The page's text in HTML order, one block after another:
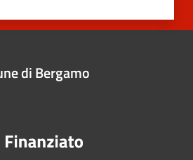
di Bergamo